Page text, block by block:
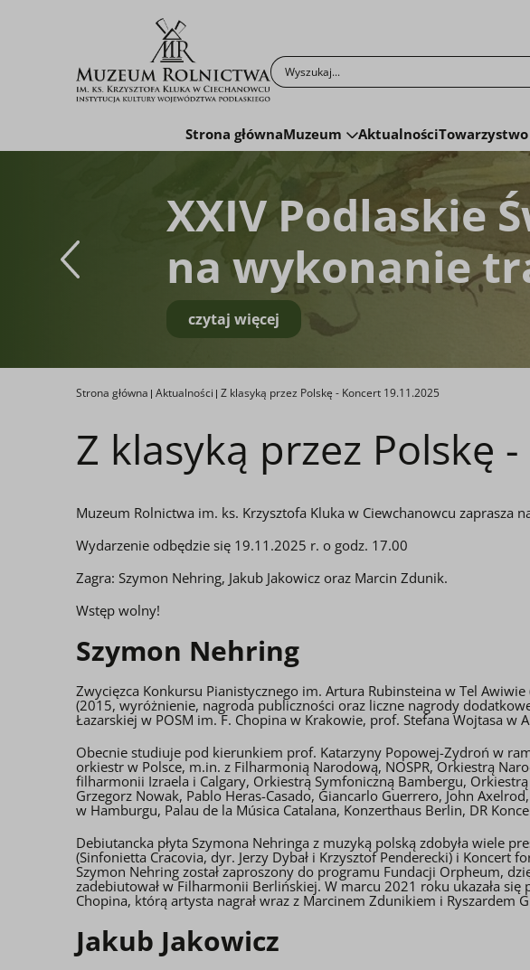
Po kliknięciu przycisku fraza zostanie
Strona głównaMuzeum Aktualności
XXIV Podlaskie
na wykonanie
czytaj więcej
Strona główna Aktualności Z klasyką przez Polskę - Koncert 19.11.2025
Z klasyką przez Polskę
Muzeum Rolnictwa im. ks. Krzysztofa Kluka w Ciewchanowcu zaprasza
Wydarzenie odbędzie się 19.11.2025 r. o godz. 17.00
Zagra: Szymon Nehring, Jakub Jakowicz oraz Marcin Zdunik.
Wstęp wolny!
Szymon Nehring
Zwycięzca Konkursu Pianistycznego im. Artura Rubinsteina w Tel
(2015, wyróżnienie, nagroda publiczności oraz liczne nagrody
Łazarskiej w POSM im. F. Chopina w Krakowie, prof. Stefana Wojtasa
Obecnie studiuje pod kierunkiem prof. Katarzyny Popowej-Zydroń w
orkiestr w Polsce, m.in. z Filharmonią Narodową, NOSPR, Orkiestrą
filharmonii Izraela i Calgary, Orkiestrą Symfoniczną Bambergu,
Grzegorz Nowak, Pablo Heras-Casado, Giancarlo Guerrero, John
w Hamburgu, Palau de la Música Catalana, Konzerthaus Berlin, DR
Debiutancka płyta Szymona Nehringa z muzyką polską zdobyła wiele
(Sinfonietta Cracovia, dyr. Jerzy Dybał i Krzysztof Penderecki) i
Szymon Nehring został zaproszony do programu Fundacji Orpheum,
zadebiutował w Filharmonii Berlińskiej. W marcu 2021 roku ukazała
Chopina, którą artysta nagrał wraz z Marcinem Zdunikiem i Ryszardem
Jakub Jakowicz